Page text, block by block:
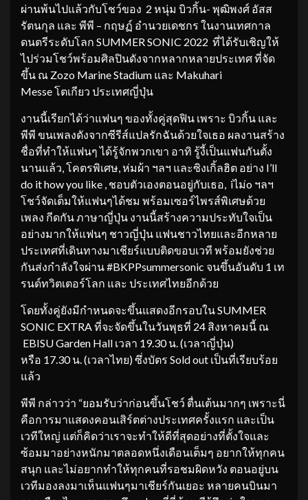
ผ่านพ้นไปแล้วกับโชว์ของ 2 หนุ่ม บิวกิ้น- พุฒิพงศ์ อัสส
รัตนกุล และ พีพี – กฤษฏ์ อำนวยเดชกร ในงานเทศกาล
ดนตรีระดับโลก SUMMER SONIC 2022 ที่ได้รับเชิญให้
ไปร่วมโชว์พร้อมศิลปินดังจากหลากหลายประเทศ ที่จัด
ขึ้น ณ Zozo Marine Stadium และ Makuhari
Messe โตเกียว ประเทศญี่ปุ่น
งานนี้เรียกได้ว่าแฟนๆ ของทั้งคู่สุดฟิน เพราะ บิวกิ้น และ
พีพี ขนเพลงดังจากซีรีส์แปลรักฉันด้วยใจเธอ ผลงานสร้าง
ชื่อที่ทำให้แฟนๆ ได้รู้จักพวกเขา อาทิ รู้งี้เป็นแฟนกันตั้ง
นานแล้ว, โคตรพิเศษ, ห่มผ้า ฯลฯ และซิงเกิ้ลฮิต อย่าง I’ll
do it how you like , ชอบตัวเองตอนอยู่กับเธอ, iไม่o ฯลฯ
โชว์จัดเต็มให้แฟนๆได้ชม พร้อมเซอร์ไพรส์พิเศษด้วย
เพลง กีดกัน ภาษาญี่ปุ่น งานนี้สร้างความประทับใจเป็น
อย่างมากให้แฟนๆ ชาวญี่ปุ่น แฟนชาวไทยและอีกหลาย
ประเทศที่เดินทางมาเชียร์แบบติดขอบเวที พร้อมยังช่วย
กันส่งกำลังใจผ่าน #BKPPsummersonic จนขึ้นอันดับ 1 เท
รนด์ทวิตเตอร์โลก และ ประเทศไทยอีกด้วย
โดยทั้งคู่ยังมีกำหนดจะขึ้นแสดงอีกรอบใน SUMMER
SONIC EXTRA ที่จะจัดขึ้นในวันพุธที่ 24 สิงหาคมนี้ ณ
EBISU Garden Hall เวลา 19.30 น. (เวลาญี่ปุ่น)
หรือ 17.30 น. (เวลาไทย) ซึ่งบัตร Sold out เป็นที่เรียบร้อย
แล้ว
พีพี กล่าวว่า “ยอมรับว่าก่อนขึ้นโชว์ ตื่นเต้นมากๆ เพราะนี่
คือการมาแสดงคอนเสิร์ตต่างประเทศครั้งแรก และเป็น
เวทีใหญ่ แต่ก็คิดว่าเราจะทำให้ดีที่สุดอย่างที่ตั้งใจและ
ซ้อมมาอย่างหนักมาตลอดหนึ่งเดือนเต็มๆ อยากให้ทุกคน
สนุก และไม่อยากทำให้ทุกคนที่รอชมผิดหวัง ตอนอยู่บน
เวทีมองลงมาเห็นแฟนๆมาเชียร์กันเยอะ หลายคนบินมา